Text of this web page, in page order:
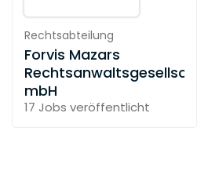
Rechtsabteilung
Forvis Mazars
Rechtsanwaltsgesellschaft
mbH
17 Jobs veröffentlicht